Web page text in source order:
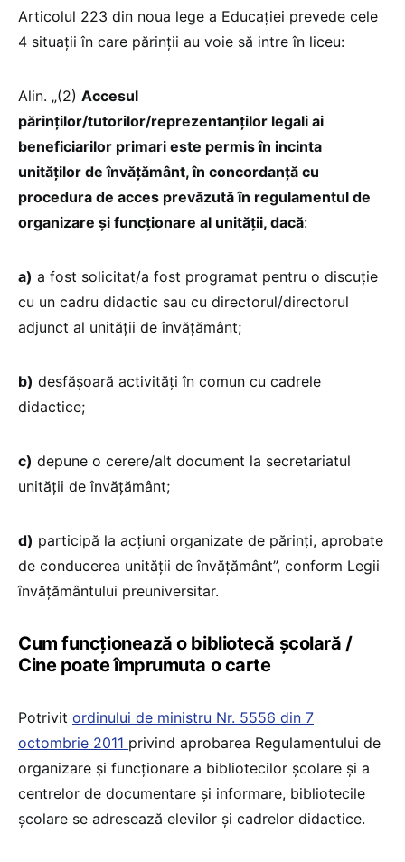
Articolul 223 din noua lege a Educației prevede cele
4 situații în care părinții au voie să intre în liceu:
Alin. „(2) Accesul
părinților/tutorilor/reprezentanților legali ai
beneficiarilor primari este permis în incinta
unităților de învățământ, în concordanță cu
procedura de acces prevăzută în regulamentul de
organizare și funcționare al unității, dacă:
a) a fost solicitat/a fost programat pentru o discuție
cu un cadru didactic sau cu directorul/directorul
adjunct al unității de învățământ;
b) desfășoară activități în comun cu cadrele
didactice;
c) depune o cerere/alt document la secretariatul
unității de învățământ;
d) participă la acțiuni organizate de părinți, aprobate
de conducerea unității de învățământ”, conform Legii
învățământului preuniversitar.
Cum funcționează o bibliotecă școlară /
Cine poate împrumuta o carte
Potrivit ordinului de ministru Nr. 5556 din 7
octombrie 2011 privind aprobarea Regulamentului de
organizare şi funcţionare a bibliotecilor şcolare şi a
centrelor de documentare şi informare, bibliotecile
școlare se adresează elevilor și cadrelor didactice.